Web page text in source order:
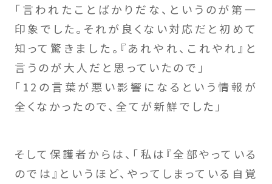
「言われたことばかりだな、というのが第一
印象でした。それが良くない対応だと初めて
知って驚きました。『あれやれ、これやれ』と
言うのが大人だと思っていたので」
「12の言葉が悪い影響になるという情報が
全くなかったので、全てが新鮮でした」
そして保護者からは、「私は『全部やっている
のでは』というほど、やってしまっている自覚